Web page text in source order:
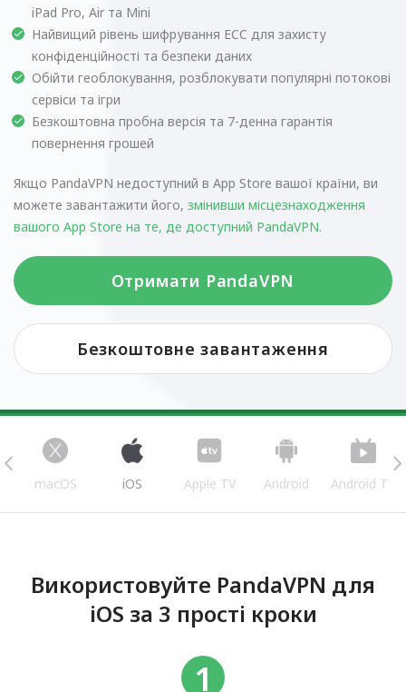
iPad Pro, Air та Mini
Найвищий рівень шифрування ECC для захисту
конфіденційності та безпеки даних
Обійти геоблокування, розблокувати популярні потокові
сервіси та ігри
Безкоштовна пробна версія та 7-денна гарантія
повернення грошей
Якщо PandaVPN недоступний в App Store вашої країни, ви
можете завантажити його, змінивши місцезнаходження
вашого App Store на те, де доступний PandaVPN.
Отримати PandaVPN
Безкоштовне завантаження
macOS iOS Apple TV Android Android TV
Використовуйте PandaVPN для
iOS за 3 прості кроки